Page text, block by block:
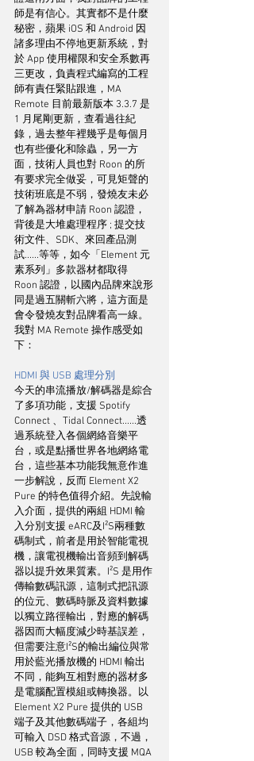
師是有信心。其實都不是什麼
秘密，蘋果 iOS 和 Android 因
諸多理由不停地更新系統，對
於 App 使用權限和安全系數再
三更改，負責程式編寫的工程
師有責任緊貼跟進，MA
Remote 目前最新版本 3.3.7 是
1 月尾剛更新，查看過往紀
錄，過去整年裡幾乎是每個月
也有些優化和除蟲，另一方
面，技術人員也對 Roon 的所
有要求完全做妥，可見矩聲的
技術班底是不弱，發燒友未必
了解為器材申請 Roon 認證，
背後是大堆處理程序 ; 提交技
術文件、SDK、來回產品測
試......等等，如今「Element 元
素系列」多款器材都取得
Roon 認證，以國內品牌來說形
同是過五關斬六將，這方面是
會令發燒友對品牌看高一線。
我對 MA Remote 操作感受如
下：
HDMI 與 USB 處理分別
今天的串流播放/解碼器是綜合
了多項功能，支援 Spotify
Connect 、Tidal Connect......透
過系統登入各個網絡音樂平
台，或是點播世界各地網絡電
台，這些基本功能我無意作進
一步解說，反而 Element X2
Pure 的特色值得介紹。先說輸
入介面，提供的兩組 HDMI 輸
入分別支援 eARC及I²S兩種數
碼制式，前者是用於智能電視
機，讓電視機輸出音頻到解碼
器以提升效果質素。I²S 是用作
傳輸數碼訊源，這制式把訊源
的位元、數碼時脈及資料數據
以獨立路徑輸出，對應的解碼
器因而大幅度減少時基誤差，
但需要注意I²S的輸出編位與常
用於藍光播放機的 HDMI 輸出
不同，能夠互相對應的器材多
是電腦配置模組或轉換器。以
Element X2 Pure 提供的 USB
端子及其他數碼端子，各組均
可輸入 DSD 格式音源，不過，
USB 較為全面，同時支援 MQA